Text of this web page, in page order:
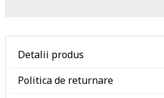
Detalii produs
Politica de returnare